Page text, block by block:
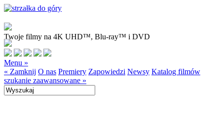
Twoje filmy na 4K UHD™, Blu-ray™ i DVD
Menu »
« Zamknij O nas Premiery Zapowiedzi Newsy Katalog filmów
szukanie zaawansowane »